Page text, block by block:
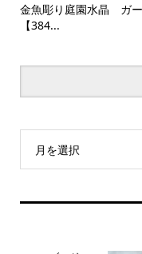
ンダントトップ ア